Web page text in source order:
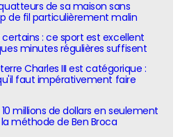
de sa maison sans
de fil particulièrement malin
: ce sport est excellent
minutes régulières suffisent
Charles III est catégorique :
faut impérativement faire
millions de dollars en seulement
méthode de Ben Broca